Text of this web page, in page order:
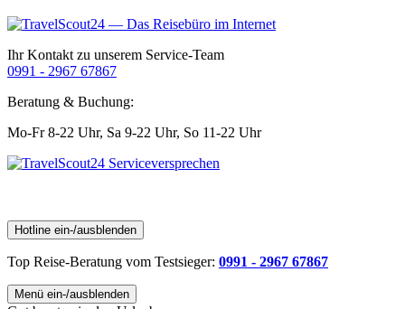
Ihr Kontakt zu unserem Service-Team
0991 - 2967 67867
Beratung & Buchung:
Mo-Fr 8-22 Uhr, Sa 9-22 Uhr, So 11-22 Uhr
Hotline ein-/ausblenden
Top Reise-Beratung vom Testsieger: 0991 - 2967 67867
Menü ein-/ausblenden